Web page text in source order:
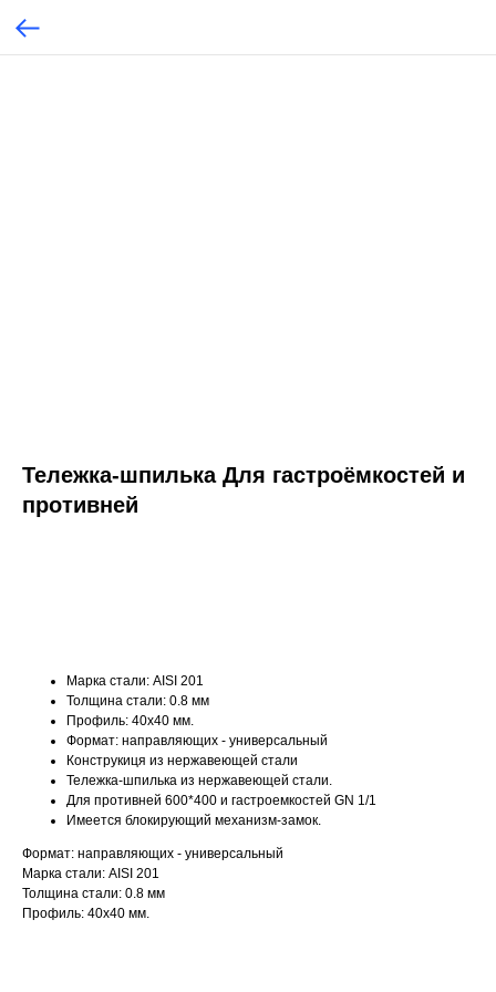
Тележка-шпилька Для гастроёмкостей и
противней
Марка стали: AISI 201
Толщина стали: 0.8 мм
Профиль: 40х40 мм.
Формат: направляющих - универсальный
Конструкиця из нержавеющей стали
Тележка-шпилька из нержавеющей стали.
Для противней 600*400 и гастроемкостей GN 1/1
Имеется блокирующий механизм-замок.
Формат: направляющих - универсальный
Марка стали: AISI 201
Толщина стали: 0.8 мм
Профиль: 40х40 мм.